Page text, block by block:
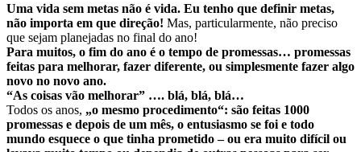
Uma vida sem metas não é vida. Eu tenho que definir metas,
não importa em que direção! Mas, particularmente, não preciso
que sejam planejadas no final do ano!
Para muitos, o fim do ano é o tempo de promessas… promessas
feitas para melhorar, fazer diferente, ou simplesmente fazer algo
novo no novo ano.
“As coisas vão melhorar” …. blá, blá, blá…
Todos os anos, „o mesmo procedimento“: são feitas 1000
promessas e depois de um mês, o entusiasmo se foi e todo
mundo esquece o que tinha prometido – ou era muito difícil ou